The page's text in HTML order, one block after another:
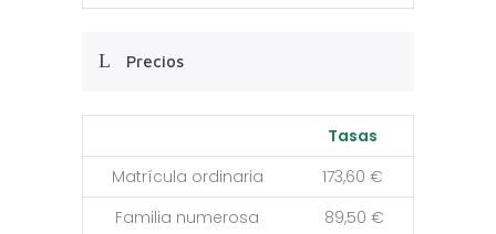
Precios
Tasas
Matrícula ordinaria
173,60 €
Familia numerosa
89,50 €